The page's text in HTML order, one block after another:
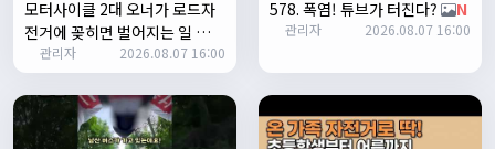
눌러야 해서 불편하네요. 가운데에 있거나 빈공간을 눌러도
메인으로 이동하게 해주실수 있나요>?
2/3/2025
한번 확인해보겠습니다 :)
2/8/2025
모터사이클 2대 오너가 로드자
전거에 꽂히면 벌어지는 일 💸
N
관리자 2026.08.07 16:00
578. 폭염! 튜브가 터진다? N
관리자 2026.08.07 16:00